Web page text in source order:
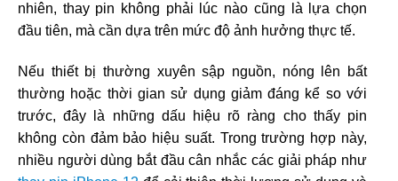
nhiên, thay pin không phải lúc nào cũng là lựa chọn
đầu tiên, mà cần dựa trên mức độ ảnh hưởng thực tế.
Nếu thiết bị thường xuyên sập nguồn, nóng lên bất
thường hoặc thời gian sử dụng giảm đáng kể so với
trước, đây là những dấu hiệu rõ ràng cho thấy pin
không còn đảm bảo hiệu suất. Trong trường hợp này,
nhiều người dùng bắt đầu cân nhắc các giải pháp như